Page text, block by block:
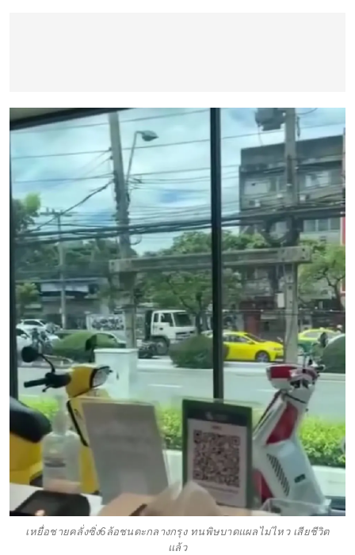
เหยื่อชายคลั่งซิ่ง6ล้อชนดะกลางกรุง ทนพิษบาดแผลไม่ไหว เสียชีวิต
แล้ว